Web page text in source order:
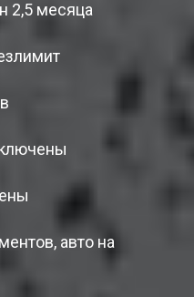
2,5 месяца
авто на